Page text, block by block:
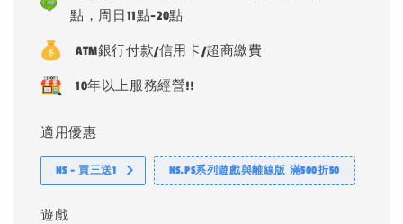
點，周日11點-20點
ATM銀行付款/信用卡/超商繳費
10年以上服務經營!!
適用優惠
NS - 買三送1 NS.PS系列遊戲與離線版 滿500折50
遊戲